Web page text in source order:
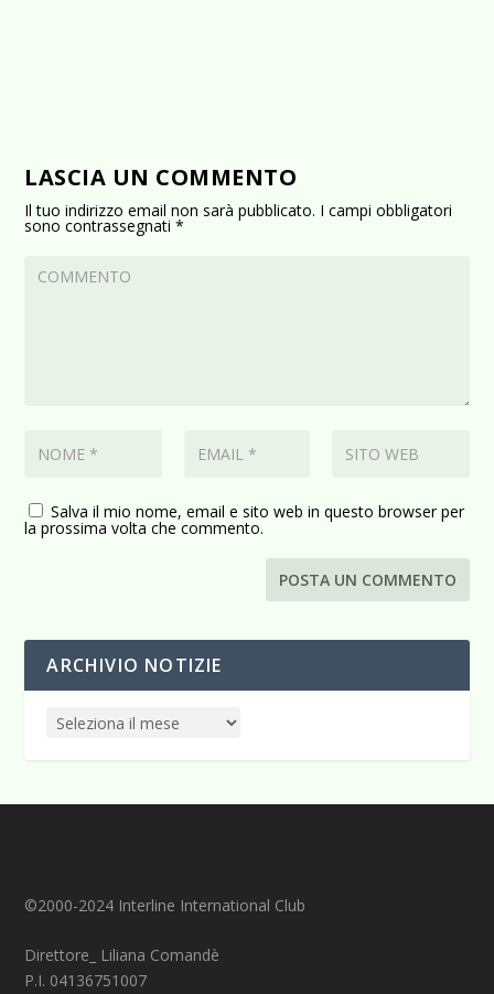
LASCIA UN COMMENTO
Il tuo indirizzo email non sarà pubblicato. I campi obbligatori
sono contrassegnati*
Salva il mio nome, email e sito web in questo browser per
la prossima volta che commento.
ARCHIVIO NOTIZIE
©2000-2024 Interline International Club
Direttore_ Liliana Comandè
P.I. 04136751007